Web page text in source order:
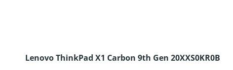
Lenovo ThinkPad X1 Carbon 9th Gen 20XXS0KR0B